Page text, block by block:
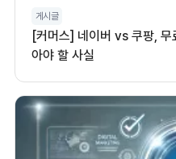
게시글
[커머스] 네이버 vs 쿠팡,
아야 할 사실